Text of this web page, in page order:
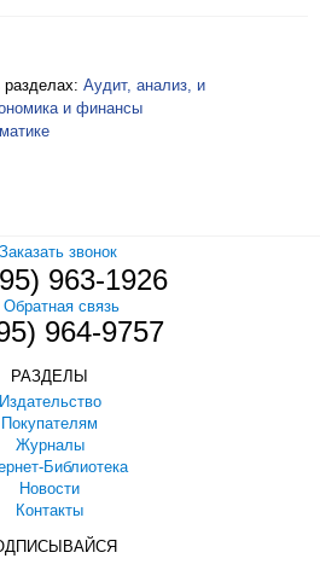
разделах: Аудит, анализ, и
и финансы
Заказать звонок
963-1926
Обратная связь
964-9757
РАЗДЕЛЫ
Издательство
Покупателям
Журналы
Библиотека
Новости
Контакты